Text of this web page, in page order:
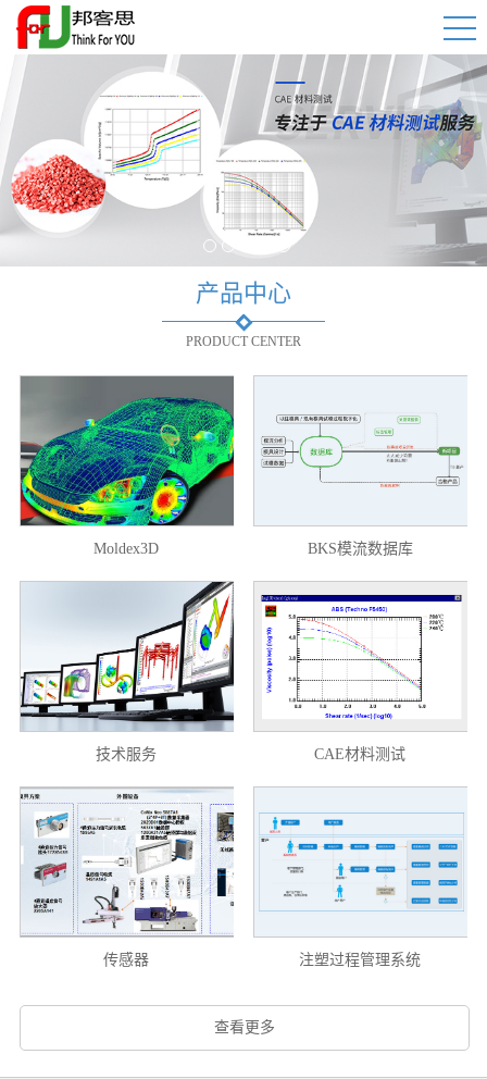
1 2 3 4 5
产品中心
PRODUCT CENTER
Moldex3D BKS模流数据库
技术服务 CAE材料测试
传感器 注塑过程管理系统
查看更多